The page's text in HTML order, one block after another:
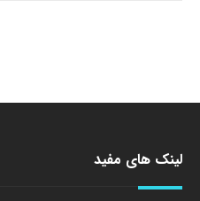
لینک های مفید